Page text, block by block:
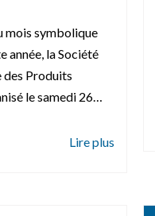
mois symbolique
année, la Société
des Produits
le samedi 26…